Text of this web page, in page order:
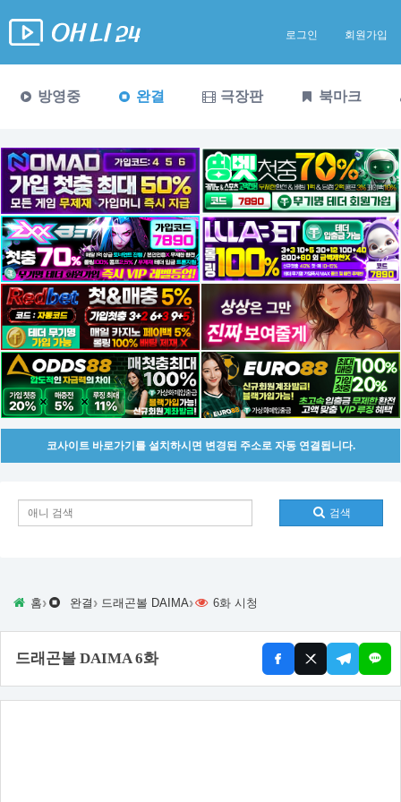
로그인 회원가입
방영중 완결 극장판 북마크
코사이트 바로가기를 설치하시면 변경된 주소로 자동 연결됩니다.
검색
홈› 완결 › 드래곤볼 DAIMA› 6화 시청
드래곤볼 DAIMA 6화